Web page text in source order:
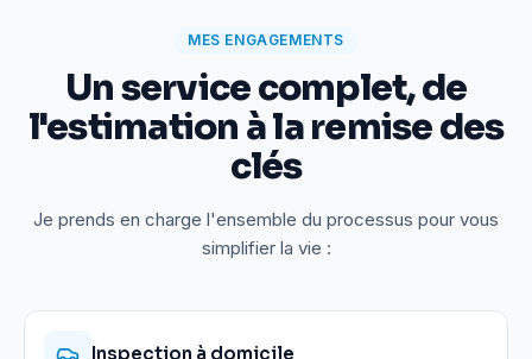
MES ENGAGEMENTS
Un service complet, de
l'estimation à la remise des
clés
Je prends en charge l'ensemble du processus pour vous
simplifier la vie :
Inspection à domicile